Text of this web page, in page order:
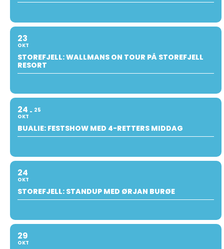
23
OKT
STOREFJELL: WALLMANS ON TOUR PÅ STOREFJELL
RESORT
24
OKT
25
BUALIE: FESTSHOW MED 4-RETTERS MIDDAG
24
OKT
STOREFJELL: STANDUP MED ØRJAN BURØE
29
OKT